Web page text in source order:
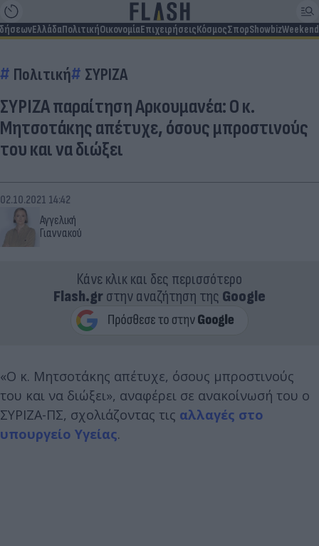
ΕλλάδαΠολιτικήΟικονομίαΕπιχειρήσειςΚόσμοςΣπορShowbizWeekend
Πολιτική ΣΥΡΙΖΑ
ΣΥΡΙΖΑ παραίτηση Αρκουμανέα: Ο κ.
Μητσοτάκης απέτυχε, όσους μπροστινούς
του και να διώξει
Αγγελική
Γιαννακού
02.10.2021 14:42
Κάνε κλικ και δες περισσότερο
Flash.grστην αναζήτηση της Google
«Ο κ. Μητσοτάκης απέτυχε, όσους μπροστινούς
του και να διώξει», αναφέρει σε ανακοίνωσή του ο
ΣΥΡΙΖΑ-ΠΣ, σχολιάζοντας τις αλλαγές στο
υπουργείο Υγείας.